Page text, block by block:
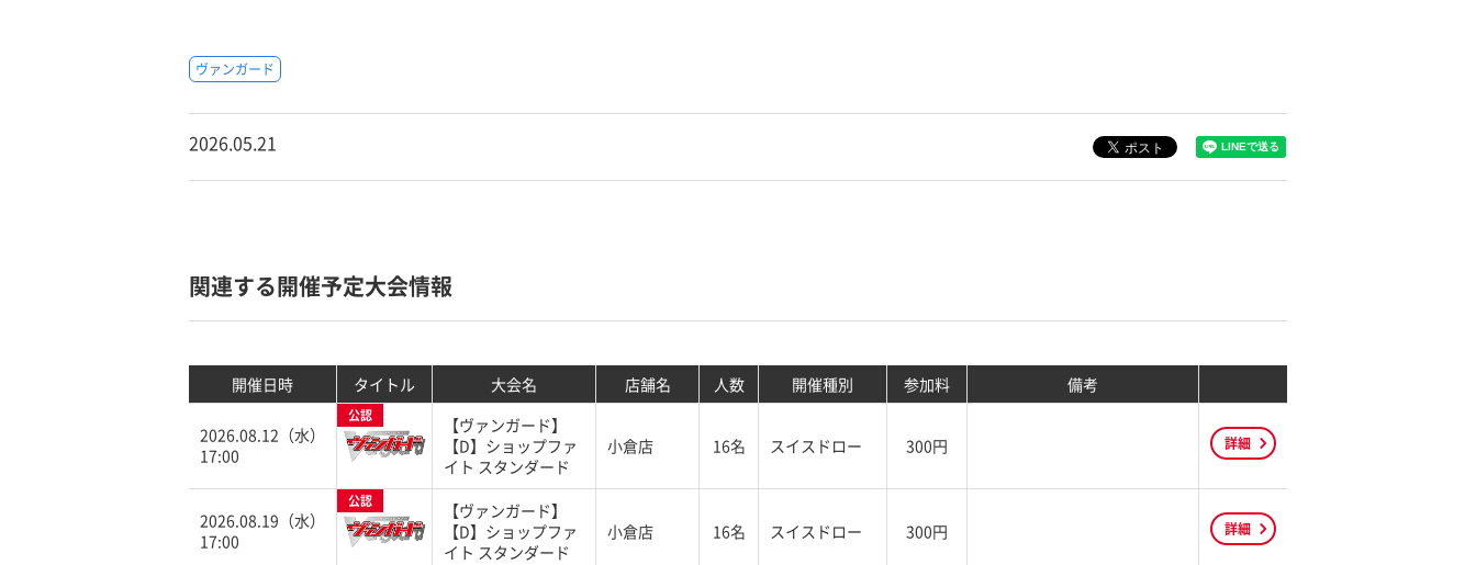
ヴァンガード
2026.05.21
関連する開催予定大会情報
開催日時 タイトル 大会名 店舗名 人数 開催種別 参加料 備考
2026.08.12（水）
17:00
公認
【ヴァンガード】
【D】ショップファ
イト スタンダード
小倉店 16名 スイスドロー 300円 詳細
2026.08.19（水）
17:00
公認
【ヴァンガード】
【D】ショップファ
イト スタンダード
小倉店 16名 スイスドロー 300円 詳細